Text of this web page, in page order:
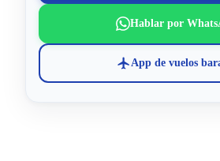
Hablar por
App de vuelos